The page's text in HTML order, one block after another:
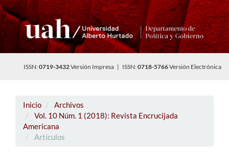
ISSN:0719-3432Versión Impresa | ISSN:0718-5766Versión Electrónica
Inicio
Archivos
Vol. 10 Núm. 1 (2018): Revista Encrucijada
Americana
Artículos